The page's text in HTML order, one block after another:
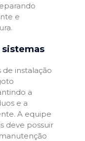
e
sistemas
instalação
a
e a
A equipe
deve possuir